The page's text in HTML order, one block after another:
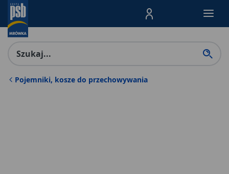
Menu Produktów,
Pojemniki, kosze do przechowywania